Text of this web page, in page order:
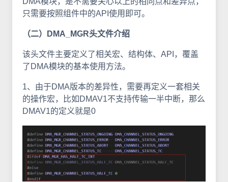
只需要按照组件中的API使用即可。
（二）DMA_MGR头文件介绍
该头文件主要定义了相关宏、结构体、API，覆盖
了DMA模块的基本使用方法。
1、由于DMA版本的差异性，需要再定义一套相关
的操作宏，比如DMAV1不支持传输一半中断，那么
DMAV1的定义就是0